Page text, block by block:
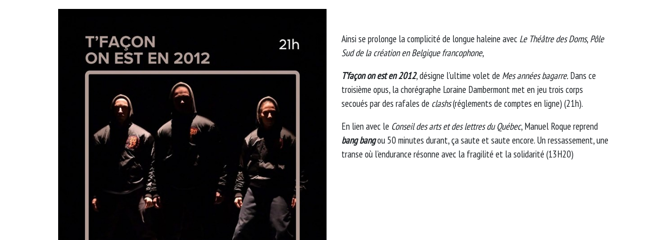
Ainsi se prolonge la complicité de longue haleine avec Le Théâtre des Doms, Pôle
Sud de la création en Belgique francophone,
T’façon on est en 2012, désigne l’ultime volet de Mes années bagarre. Dans ce
troisième opus, la chorégraphe Loraine Dambermont met en jeu trois corps
secoués par des rafales de clashs(réglements de comptes en ligne) (21h).
En lien avec le Conseil des arts et des lettres du Québec, Manuel Roque reprend
bang bangou 50 minutes durant, ça saute et saute encore. Un ressassement, une
transe où l’endurance résonne avec la fragilité et la solidarité (13H20)